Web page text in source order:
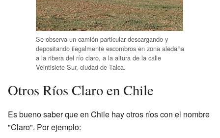
Se observa un camión particular descargando y
depositando ilegalmente escombros en zona aledaña
a la ribera del río claro, a la altura de la calle
Veintisiete Sur, ciudad de Talca.
Otros Ríos Claro en Chile
Es bueno saber que en Chile hay otros ríos con el nombre
"Claro". Por ejemplo: